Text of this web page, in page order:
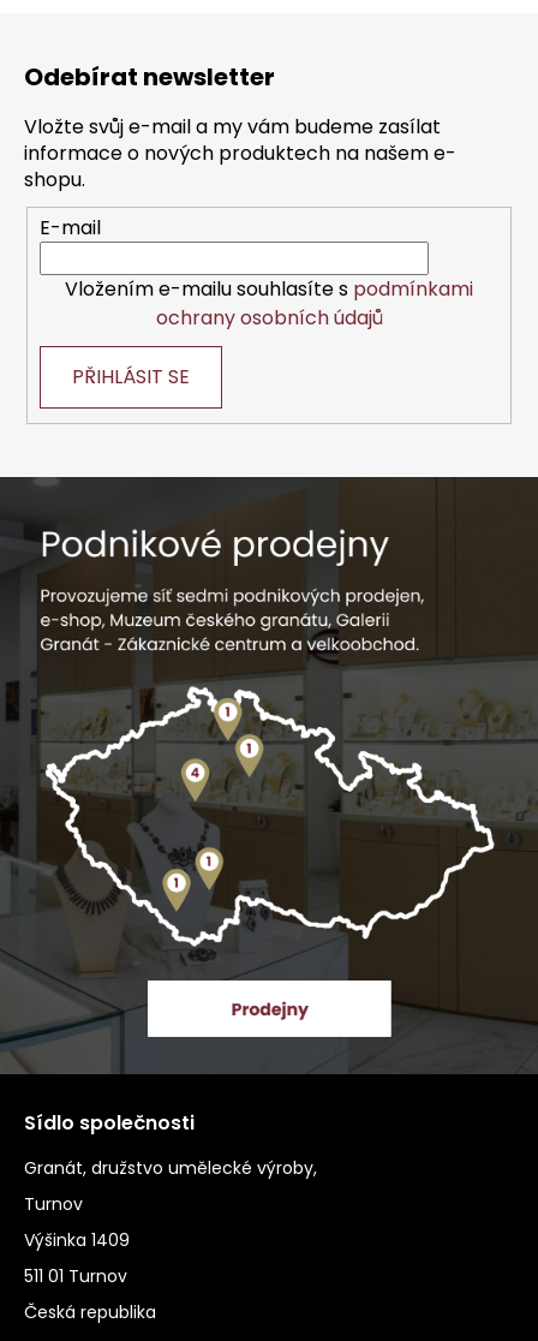
Odebírat newsletter
Vložte svůj e-mail a my vám budeme zasílat
informace o nových produktech na našem e-
shopu.
E-mail
Vložením e-mailu souhlasíte s podmínkami
ochrany osobních údajů
PŘIHLÁSIT SE
Sídlo společnosti
Granát, družstvo umělecké výroby,
Turnov
Výšinka 1409
511 01 Turnov
Česká republika